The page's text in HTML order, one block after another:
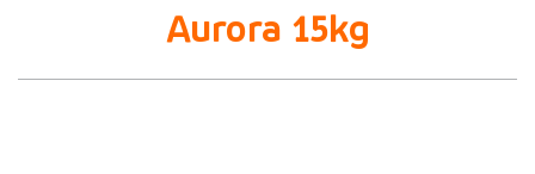
Aurora 15kg